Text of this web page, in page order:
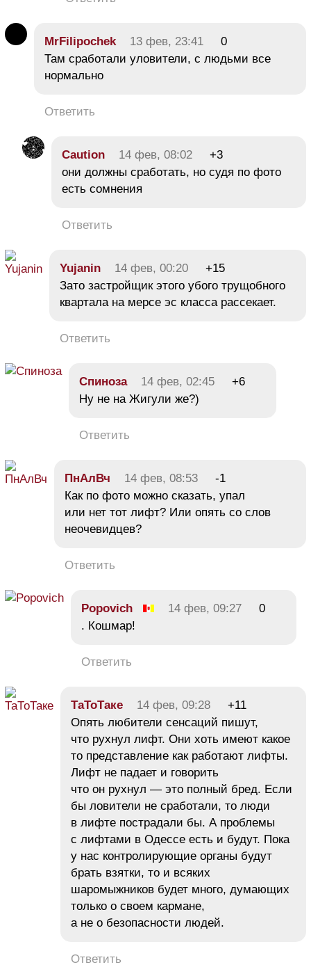
MrFilipochek 13 фев, 23:41
0
Там сработали уловители, с людьми все
нормально
Ответить
Caution 14 фев, 08:02
+3
они должны сработать, но судя по фото
есть сомнения
Ответить
Yujanin 14 фев, 00:20
+15
Зато застройщик этого убого трущобного
квартала на мерсе эс класса рассекает.
Ответить
Спиноза 14 фев, 02:45
+6
Ну не на Жигули же?)
Ответить
ПнАлВч 14 фев, 08:53
-1
Как по фото можно сказать, упал
или нет тот лифт? Или опять со слов
неочевидцев?
Ответить
Popovich 14 фев, 09:27
0
. Кошмар!
Ответить
ТаТоТаке 14 фев, 09:28
+11
Опять любители сенсаций пишут,
что рухнул лифт. Они хоть имеют какое
то представление как работают лифты.
Лифт не падает и говорить
что он рухнул — это полный бред. Если
бы ловители не сработали, то люди
в лифте пострадали бы. А проблемы
с лифтами в Одессе есть и будут. Пока
у нас контролирующие органы будут
брать взятки, то и всяких
шаромыжников будет много, думающих
только о своем кармане,
а не о безопасности людей.
Ответить